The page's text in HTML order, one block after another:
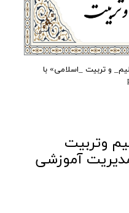
و تربیت _اسلامی» با
وتربیت
آموزشی